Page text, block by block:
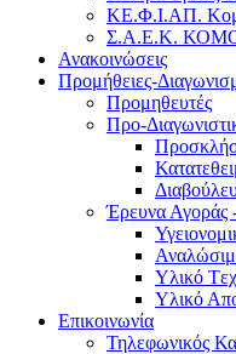
ΚΕ.Φ.Ι.ΑΠ.
Σ.Α.Ε.Κ.
Ανακοινώσεις
Προμήθειες-
Προμηθευτές
Προ-
Έρευνα Αγοράς
Υλικό
Υλικό
Επικοινωνία
Τηλεφωνικός